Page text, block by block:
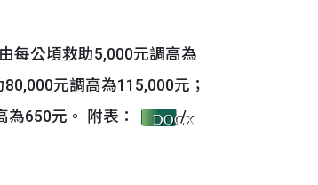
每公頃救助5,000元調高為
元調高為115,000元；
650元。 附表：
DOCX
/